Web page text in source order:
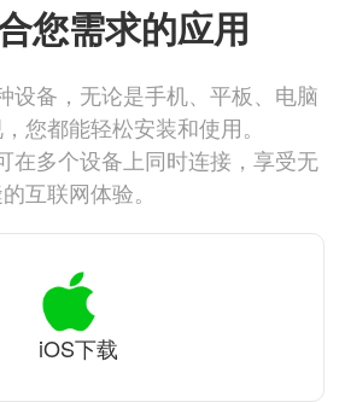
您需求的应用
设备，无论是手机、平板、电脑
您都能轻松安装和使用。
在多个设备上同时连接，享受无
互联网体验。
iOS下载